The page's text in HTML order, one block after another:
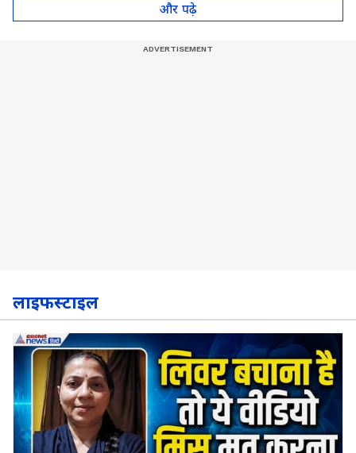
और पढ़े
लाइफस्टाइल